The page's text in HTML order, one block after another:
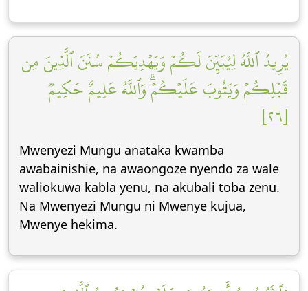
يُرِيدُ ٱللَّهُ لِيُبَيِّنَ لَكُمۡ وَيَهۡدِيَكُمۡ سُنَنَ ٱلَّذِينَ مِن
قَبۡلِكُمۡ وَيَتُوبَ عَلَيۡكُمۡۗ وَٱللَّهُ عَلِيمٌ حَكِيمٞ
[٢٦]
Mwenyezi Mungu anataka kwamba
awabainishie, na awaongoze nyendo za wale
waliokuwa kabla yenu, na akubali toba zenu.
Na Mwenyezi Mungu ni Mwenye kujua,
Mwenye hekima.